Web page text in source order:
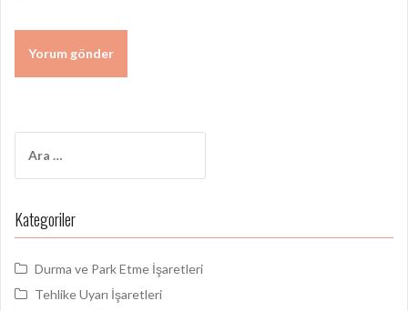
Kategoriler
Durma ve Park Etme İşaretleri
Tehlike Uyarı İşaretleri